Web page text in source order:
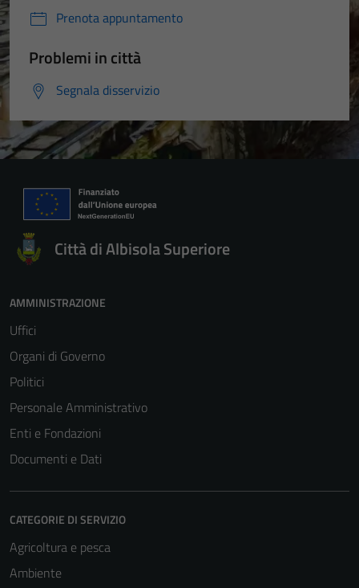
Prenota appuntamento
Problemi in città
Segnala disservizio
Città di Albisola Superiore
AMMINISTRAZIONE
Uffici
Organi di Governo
Politici
Personale Amministrativo
Enti e Fondazioni
Documenti e Dati
CATEGORIE DI SERVIZIO
Agricoltura e pesca
Ambiente